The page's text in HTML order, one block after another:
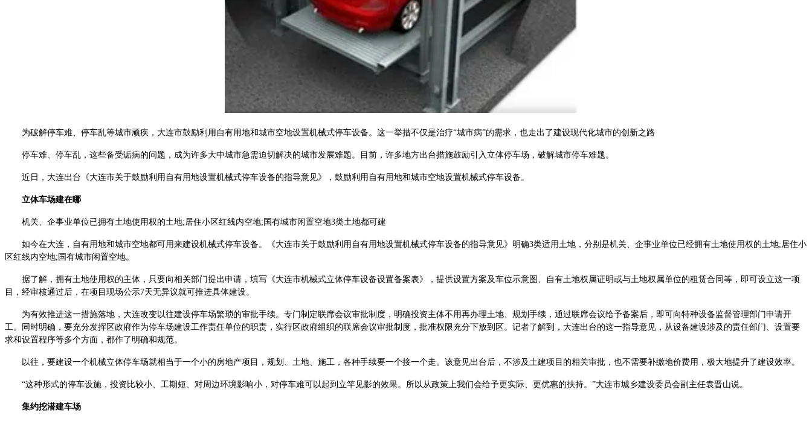
为破解停车难、停车乱等城市顽疾，大连市鼓励利用自有用地和城市空地设置机械式停车设备。这一举措不仅是治疗“城市病”的需求，也走出了建设现代化城市的创新之路
停车难、停车乱，这些备受诟病的问题，成为许多大中城市急需迫切解决的城市发展难题。目前，许多地方出台措施鼓励引入立体停车场，破解城市停车难题。
近日，大连出台《大连市关于鼓励利用自有用地设置机械式停车设备的指导意见》，鼓励利用自有用地和城市空地设置机械式停车设备。
立体车场建在哪
机关、企事业单位已拥有土地使用权的土地;居住小区红线内空地;国有城市闲置空地3类土地都可建
如今在大连，自有用地和城市空地都可用来建设机械式停车设备。《大连市关于鼓励利用自有用地设置机械式停车设备的指导意见》明确3类适用土地，分别是机关、企事业单位已经拥有土地使用权的土地;居住小
区红线内空地;国有城市闲置空地。
据了解，拥有土地使用权的主体，只要向相关部门提出申请，填写《大连市机械式立体停车设备设置备案表》，提供设置方案及车位示意图、自有土地权属证明或与土地权属单位的租赁合同等，即可设立这一项
目，经审核通过后，在项目现场公示7天无异议就可推进具体建设。
为有效推进这一措施落地，大连改变以往建设停车场繁琐的审批手续。专门制定联席会议审批制度，明确投资主体不用再办理土地、规划手续，通过联席会议给予备案后，即可向特种设备监督管理部门申请开
工。同时明确，要充分发挥区政府作为停车场建设工作责任单位的职责，实行区政府组织的联席会议审批制度，批准权限充分下放到区。记者了解到，大连出台的这一指导意见，从设备建设涉及的责任部门、设置要
求和设置程序等多个方面，都作了明确和规范。
以往，要建设一个机械立体停车场就相当于一个小的房地产项目，规划、土地、施工，各种手续要一个接一个走。该意见出台后，不涉及土建项目的相关审批，也不需要补缴地价费用，极大地提升了建设效率。
“这种形式的停车设施，投资比较小、工期短、对周边环境影响小，对停车难可以起到立竿见影的效果。所以从政策上我们会给予更实际、更优惠的扶持。”大连市城乡建设委员会副主任袁晋山说。
集约挖潜建车场